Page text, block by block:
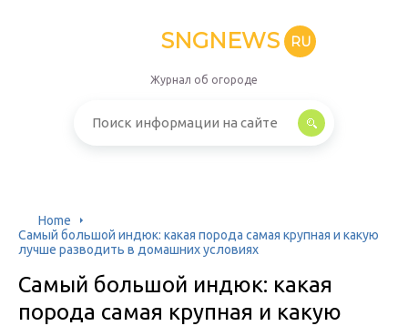
SNGNEWS RU
Журнал об огороде
Home
Самый большой индюк: какая порода самая крупная и какую
лучше разводить в домашних условиях
Самый большой индюк: какая
порода самая крупная и какую